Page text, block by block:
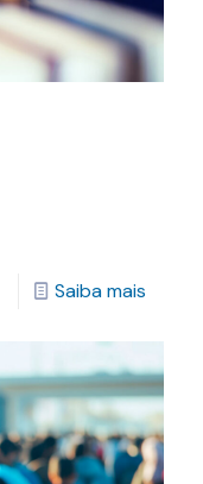
Saiba mais